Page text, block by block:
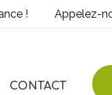
! Appelez-
CONTACT